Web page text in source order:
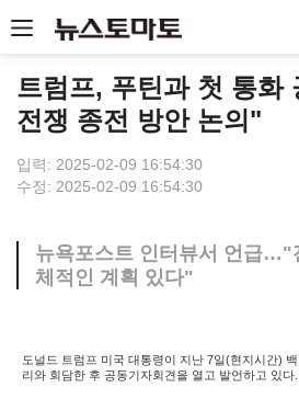
트럼프, 푸틴과 첫 통
전쟁 종전 방안 논의"
입력: 2025-02-09 16:54:30
수정: 2025-02-09 16:54:30
뉴욕포스트 인터뷰서 언급…"
체적인 계획 있다"
도널드 트럼프 미국 대통령이 지난 7일(현지시간)
리와 회담한 후 공동기자회견을 열고 발언하고 있다